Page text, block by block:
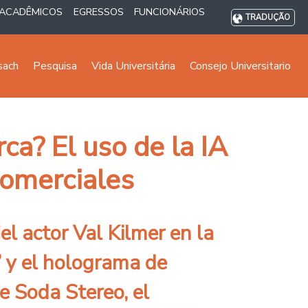
EGRESSOS FUNCIONÁRIOS TRADUÇÃO
Pesquisa Vida Universitária Consejo Universitario
El uso de la IA
actor Val Kilmer en la
y el holograma de
Soda Stereo, el